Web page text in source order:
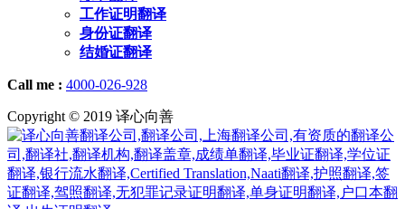
工作证明翻译
身份证翻译
结婚证翻译
Call me : 4000-026-928
Copyright © 2019 译心向善